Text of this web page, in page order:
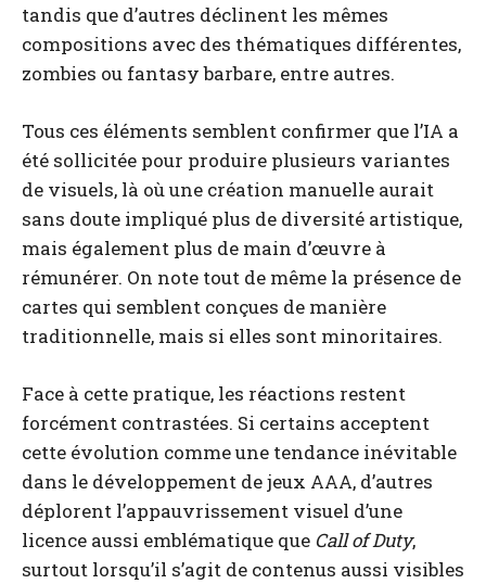
tandis que d’autres déclinent les mêmes
compositions avec des thématiques différentes,
zombies ou fantasy barbare, entre autres.
Tous ces éléments semblent confirmer que l’IA a
été sollicitée pour produire plusieurs variantes
de visuels, là où une création manuelle aurait
sans doute impliqué plus de diversité artistique,
mais également plus de main d’œuvre à
rémunérer. On note tout de même la présence de
cartes qui semblent conçues de manière
traditionnelle, mais si elles sont minoritaires.
Face à cette pratique, les réactions restent
forcément contrastées. Si certains acceptent
cette évolution comme une tendance inévitable
dans le développement de jeux AAA, d’autres
déplorent l’appauvrissement visuel d’une
licence aussi emblématique que Call of Duty,
surtout lorsqu’il s’agit de contenus aussi visibles